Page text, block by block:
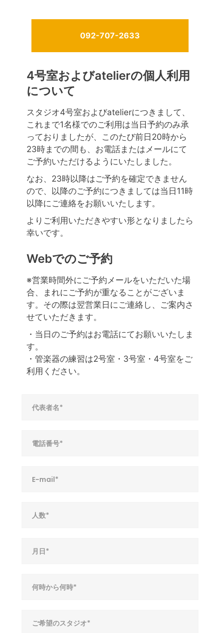
092-707-2633
4号室およびatelierの個人利用
について
スタジオ4号室およびatelierにつきまして、
これまで1名様でのご利用は当日予約のみ承
っておりましたが、このたび前日20時から
23時までの間も、お電話またはメールにて
ご予約いただけるようにいたしました。
なお、23時以降はご予約を確定できません
ので、以降のご予約につきましては当日11時
以降にご連絡をお願いいたします。
よりご利用いただきやすい形となりましたら
幸いです。
Webでのご予約
※営業時間外にご予約メールをいただいた場
合、まれにご予約が重なることがございま
す。その際は翌営業日にご連絡し、ご案内さ
せていただきます。
・当日のご予約はお電話にてお願いいたしま
す。
・管楽器の練習は2号室・3号室・4号室をご
利用ください。